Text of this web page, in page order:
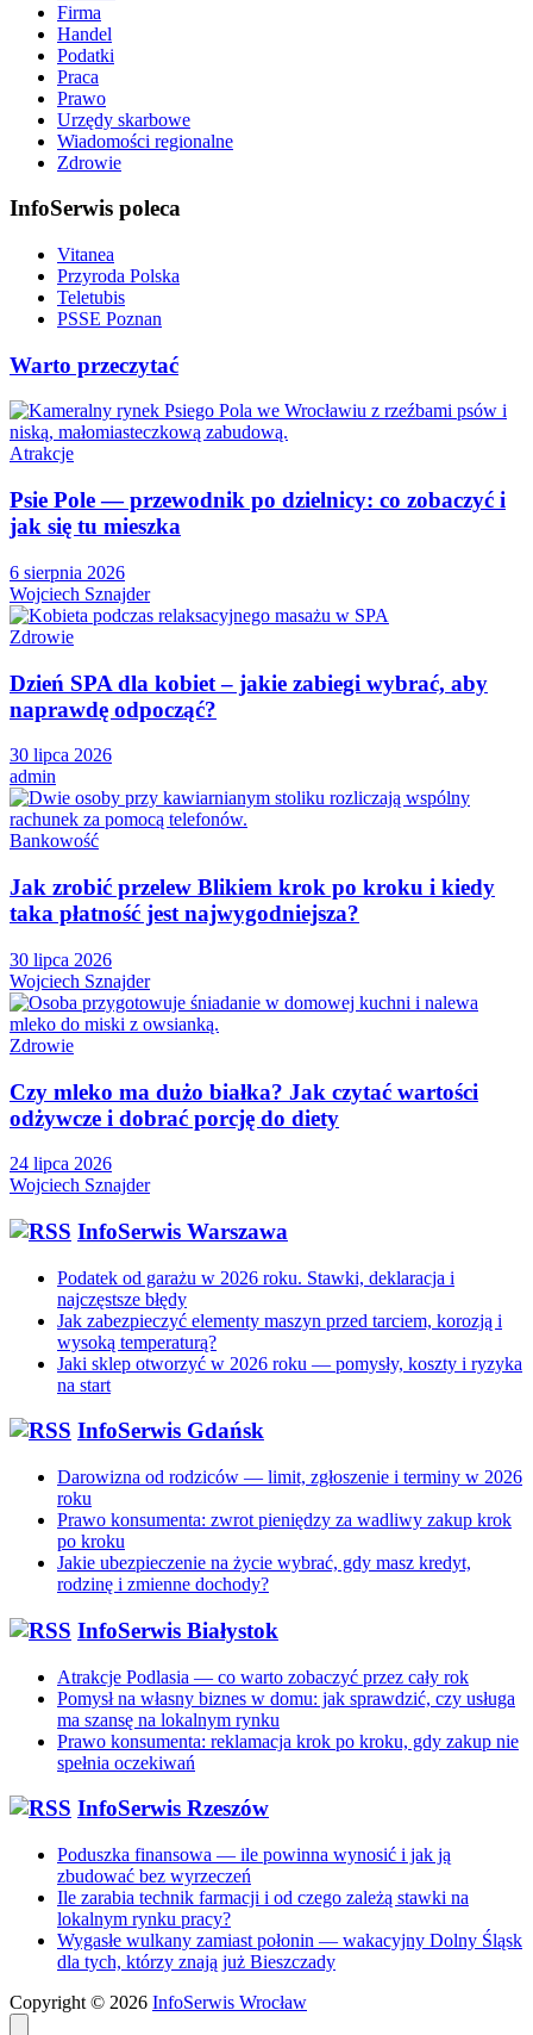
Firma
Handel
Podatki
Praca
Prawo
Urzędy skarbowe
Wiadomości regionalne
Zdrowie
InfoSerwis poleca
Vitanea
Przyroda Polska
Teletubis
PSSE Poznan
Warto przeczytać
Atrakcje
Psie Pole — przewodnik po dzielnicy: co zobaczyć i
jak się tu mieszka
6 sierpnia 2026
Wojciech Sznajder
Zdrowie
Dzień SPA dla kobiet – jakie zabiegi wybrać, aby
naprawdę odpocząć?
30 lipca 2026
admin
Bankowość
Jak zrobić przelew Blikiem krok po kroku i kiedy
taka płatność jest najwygodniejsza?
30 lipca 2026
Wojciech Sznajder
Zdrowie
Czy mleko ma dużo białka? Jak czytać wartości
odżywcze i dobrać porcję do diety
24 lipca 2026
Wojciech Sznajder
InfoSerwis Warszawa
Podatek od garażu w 2026 roku. Stawki, deklaracja i
najczęstsze błędy
Jak zabezpieczyć elementy maszyn przed tarciem, korozją i
wysoką temperaturą?
Jaki sklep otworzyć w 2026 roku — pomysły, koszty i ryzyka
na start
InfoSerwis Gdańsk
Darowizna od rodziców — limit, zgłoszenie i terminy w 2026
roku
Prawo konsumenta: zwrot pieniędzy za wadliwy zakup krok
po kroku
Jakie ubezpieczenie na życie wybrać, gdy masz kredyt,
rodzinę i zmienne dochody?
InfoSerwis Białystok
Atrakcje Podlasia — co warto zobaczyć przez cały rok
Pomysł na własny biznes w domu: jak sprawdzić, czy usługa
ma szansę na lokalnym rynku
Prawo konsumenta: reklamacja krok po kroku, gdy zakup nie
spełnia oczekiwań
InfoSerwis Rzeszów
Poduszka finansowa — ile powinna wynosić i jak ją
zbudować bez wyrzeczeń
Ile zarabia technik farmacji i od czego zależą stawki na
lokalnym rynku pracy?
Wygasłe wulkany zamiast połonin — wakacyjny Dolny Śląsk
dla tych, którzy znają już Bieszczady
Copyright © 2026 InfoSerwis Wrocław